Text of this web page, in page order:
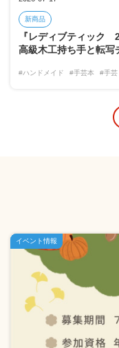
新商品
『レディブティック
高級木工持ち手と転写
#ハンドメイド #手芸本 #手芸
イベント情報